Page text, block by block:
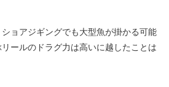
ョアジギングでも大型魚が掛かる可能
ールのドラグ力は高いに越したことは